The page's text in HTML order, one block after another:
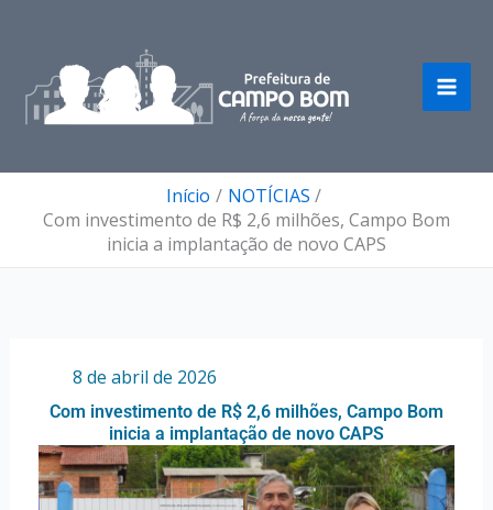
conteúdo
Início
NOTÍCIAS
Com investimento de R$ 2,6 milhões, Campo Bom
inicia a implantação de novo CAPS
8 de abril de 2026
Com investimento de R$ 2,6 milhões, Campo Bom
inicia a implantação de novo CAPS